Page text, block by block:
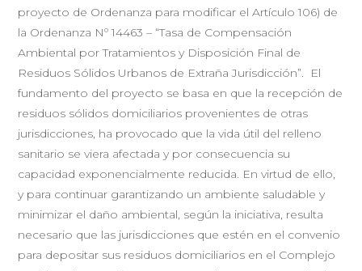
proyecto de Ordenanza para modificar el Artículo 106) de
la Ordenanza Nº 14463 – “Tasa de Compensación
Ambiental por Tratamientos y Disposición Final de
Residuos Sólidos Urbanos de Extraña Jurisdicción”. El
fundamento del proyecto se basa en que la recepción de
residuos sólidos domiciliarios provenientes de otras
jurisdicciones, ha provocado que la vida útil del relleno
sanitario se viera afectada y por consecuencia su
capacidad exponencialmente reducida. En virtud de ello,
y para continuar garantizando un ambiente saludable y
minimizar el daño ambiental, según la iniciativa, resulta
necesario que las jurisdicciones que estén en el convenio
para depositar sus residuos domiciliarios en el Complejo